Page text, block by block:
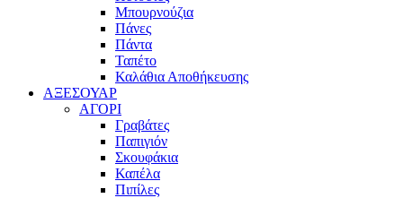
Μπουρνούζια
Πάνες
Πάντα
Ταπέτο
Καλάθια Αποθήκευσης
ΑΞΕΣΟΥΑΡ
ΑΓΟΡΙ
Γραβάτες
Παπιγιόν
Σκουφάκια
Καπέλα
Πιπίλες